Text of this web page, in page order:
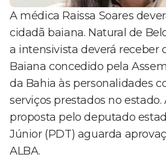
A médica Raissa Soares
cidadã baiana. Natural de
a intensivista deverá receber
Baiana concedido pela
da Bahia às personalidades
serviços prestados no
proposta pelo deputado
Júnior (PDT) aguarda
ALBA.